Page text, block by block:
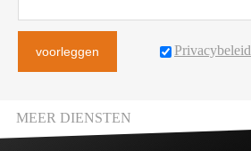
voorleggen Privacybeleid
MEER DIENSTEN